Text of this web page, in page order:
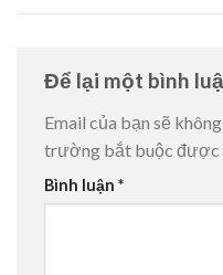
Để lại một bình
Email của bạn sẽ
trường bắt buộc được
Bình luận *